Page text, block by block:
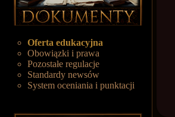
Oferta edukacyjna
Obowiązki i prawa
Pozostałe regulacje
Standardy newsów
System oceniania i punktacji